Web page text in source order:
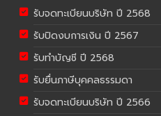
รับจดทะเบียนบริษัท ปี 2568
รับปิดงบการเงิน ปี 2567
รับทำบัญชี ปี 2568
รับยื่นภาษีบุคคลธรรมดา
รับจดทะเบียนบริษัท ปี 2566